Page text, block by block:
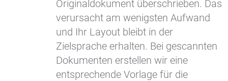
Originaldokument überschrieben. Das
verursacht am wenigsten Aufwand
und Ihr Layout bleibt in der
Zielsprache erhalten. Bei gescannten
Dokumenten erstellen wir eine
entsprechende Vorlage für die